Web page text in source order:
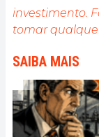
investimento.
tomar
SAIBA MAIS